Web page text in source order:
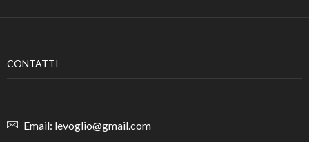
CONTATTI
Email: levoglio@gmail.com